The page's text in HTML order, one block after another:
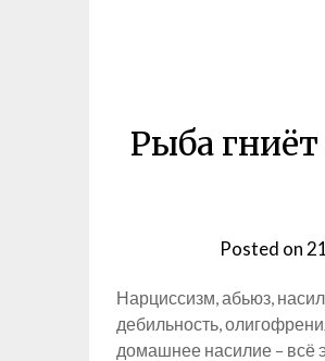
Рыба
Posted on
Нарциссизм, абьюз,
дебильность,
домашнее насилие – всё